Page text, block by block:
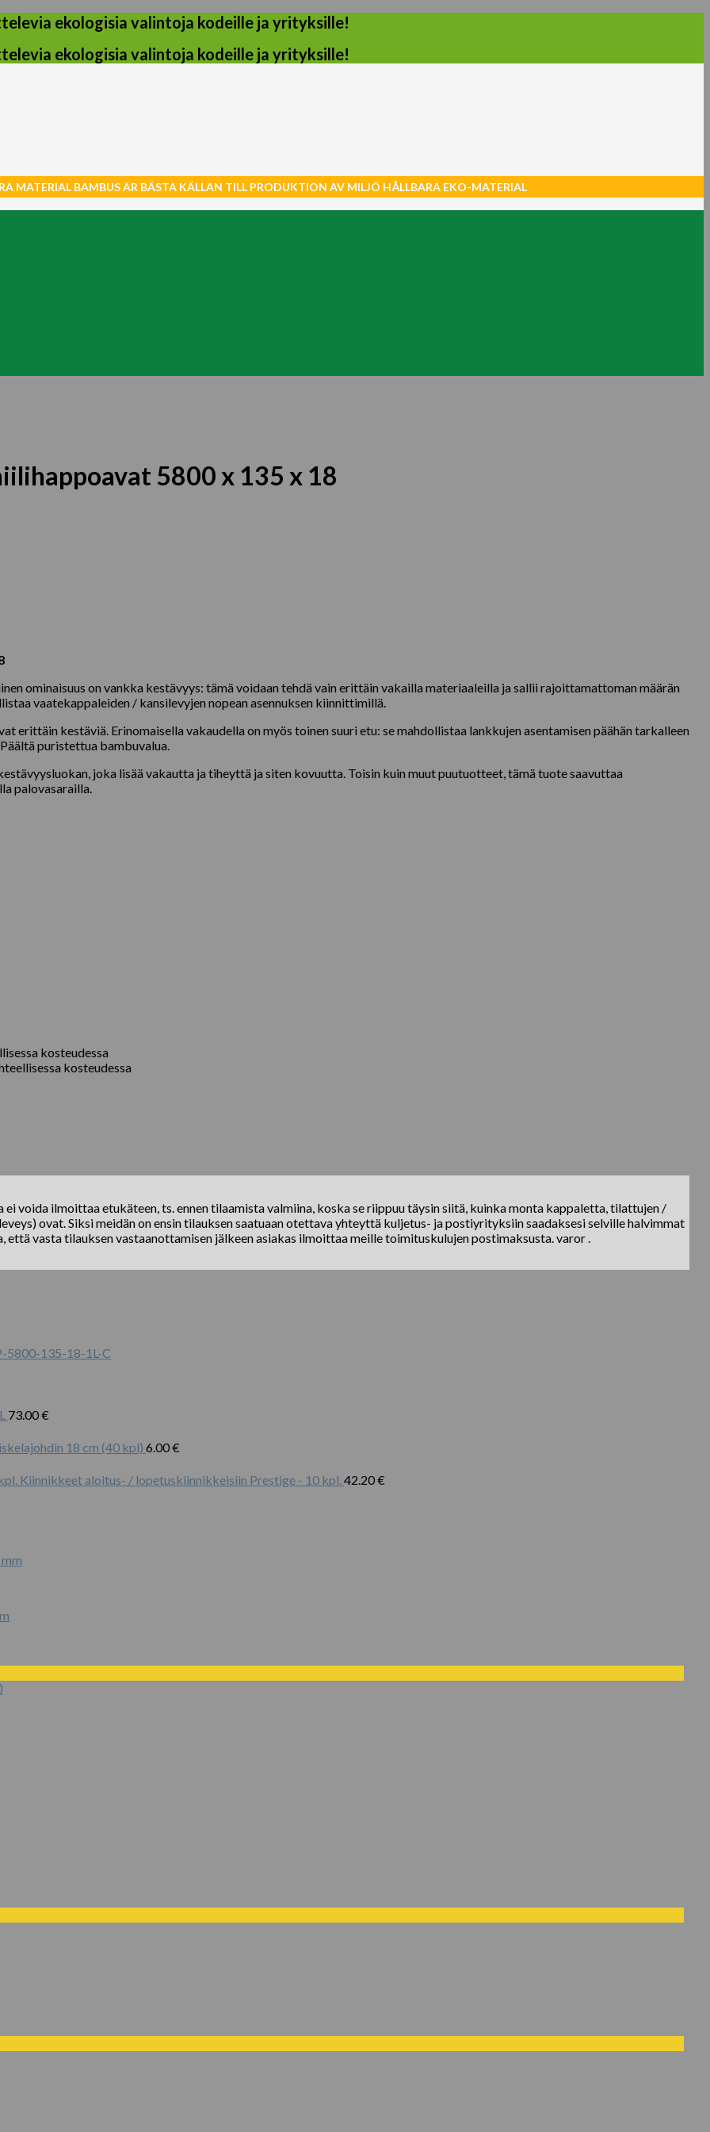
ekologisia valintoja kodeille ja yrityksille!
ekologisia valintoja kodeille ja yrityksille!
MATERIAL BAMBUS ÄR BÄSTA KÄLLAN TILL PRODUKTION AV MILJÖ HÅLLBARA EKO-MATERIAL
5800 x 135 x 18
ominaisuus on vankka kestävyys: tämä voidaan tehdä vain erittäin vakailla materiaaleilla ja sallii rajoittamattoman määrän
vaatekappaleiden / kansilevyjen nopean asennuksen kiinnittimillä.
erittäin kestäviä. Erinomaisella vakaudella on myös toinen suuri etu: se mahdollistaa lankkujen asentamisen päähän tarkalleen
puristettua bambuvalua.
joka lisää vakautta ja tiheyttä ja siten kovuutta. Toisin kuin muut puutuotteet, tämä tuote saavuttaa
palovasarailla.
kosteudessa
kosteudessa
voida ilmoittaa etukäteen, ts. ennen tilaamista valmiina, koska se riippuu täysin siitä, kuinka monta kappaletta, tilattujen /
ovat. Siksi meidän on ensin tilauksen saatuaan otettava yhteyttä kuljetus- ja postiyrityksiin saadaksesi selville halvimmat
vasta tilauksen vastaanottamisen jälkeen asiakas ilmoittaa meille toimituskulujen postimaksusta. varor .
5800-135-18-1L-C
73.00€
18 cm (40 kpl) 6.00€
Kiinnikkeet aloitus- / lopetuskiinnikkeisiin Prestige - 10 kpl.42.20€